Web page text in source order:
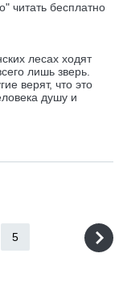
читать бесплатно
лесах ходят
лишь зверь.
верят, что это
душу и
5